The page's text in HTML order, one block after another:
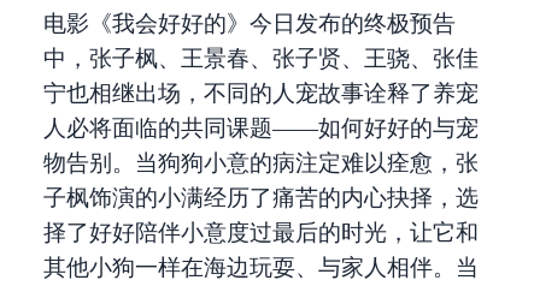
电影《我会好好的》今日发布的终极预告
中，张子枫、王景春、张子贤、王骁、张佳
宁也相继出场，不同的人宠故事诠释了养宠
人必将面临的共同课题——如何好好的与宠
物告别。当狗狗小意的病注定难以痊愈，张
子枫饰演的小满经历了痛苦的内心抉择，选
择了好好陪伴小意度过最后的时光，让它和
其他小狗一样在海边玩耍、与家人相伴。当